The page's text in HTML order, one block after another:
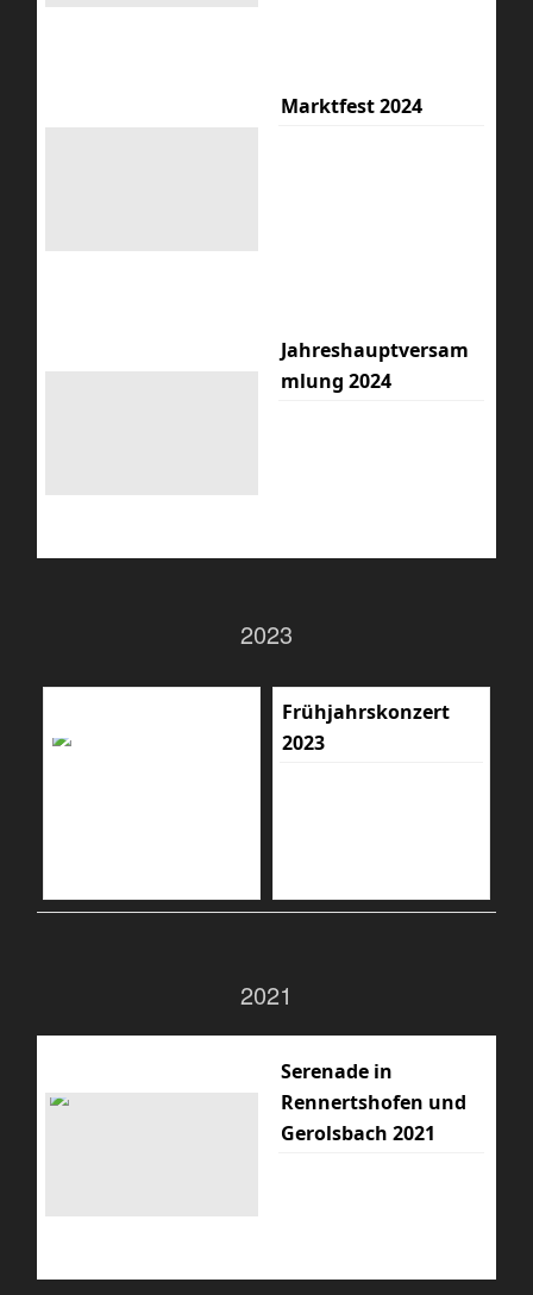
Marktfest 2024
Jahreshauptversam
mlung 2024
2023
Frühjahrskonzert
2023
2021
Serenade in
Rennertshofen und
Gerolsbach 2021